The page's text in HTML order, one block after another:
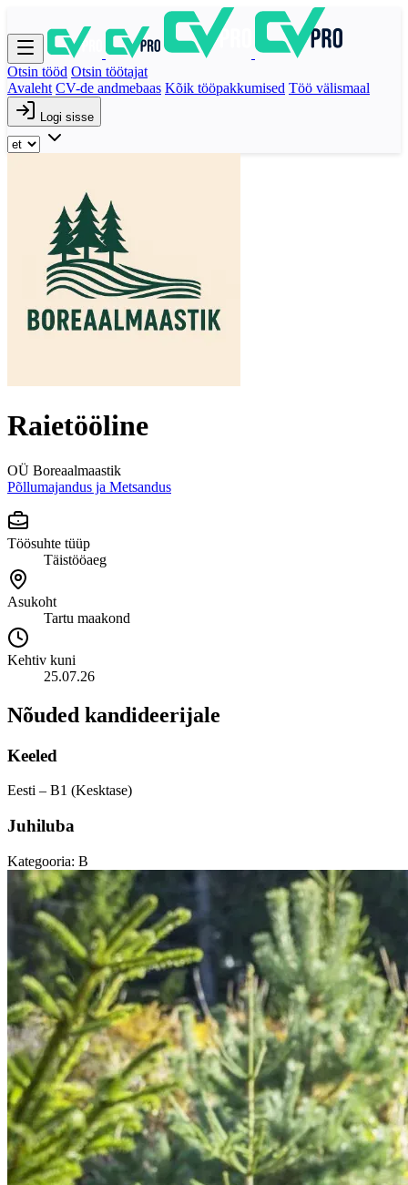
Otsin tööd Otsin töötajat
Avaleht CV-de andmebaas Kõik tööpakkumised Töö välismaal
Logi sisse
Raietööline
OÜ Boreaalmaastik
Põllumajandus ja Metsandus
Töösuhte tüüp
Täistööaeg
Asukoht
Tartu maakond
Kehtiv kuni
25.07.26
Nõuded kandideerijale
Keeled
Eesti – B1 (Kesktase)
Juhiluba
Kategooria: B